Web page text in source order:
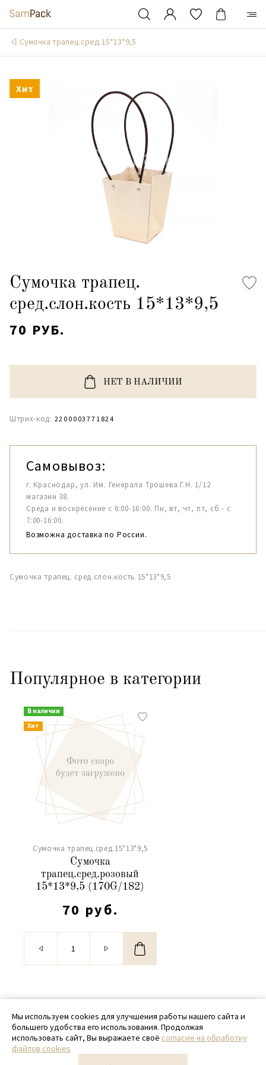
Сумочка трапец.сред.15*13*9,5
Хит
Сумочка трапец.
сред.слон.кость 15*13*9,5
70 РУБ.
НЕТ В НАЛИЧИИ
Штрих-код: 2200003771824
Самовывоз:
г. Краснодар, ул. Им. Генерала Трошева Г.Н. 1/12
магазин 38.
Среда и воскресение с 6:00-16:00. Пн, вт, чт, пт, сб - с
7:00-16:00.
Возможна доставка по России.
Сумочка трапец. сред.слон.кость 15*13*9,5
Популярное в категории
В наличии
Хит
Сумочка трапец.сред.15*13*9,5
Сумочка
трапец.сред.розовый
15*13*9,5 (170G/182)
70 руб.
© 2020 - 2026 SamPack
+ 7 (918) 699-97-87
zakaz@sampack.store
Мы используем cookies для улучшения работы нашего сайта и
большего удобства его использования. Продолжая
использовать сайт, Вы выражаете своё согласие на обработку
файлов cookies